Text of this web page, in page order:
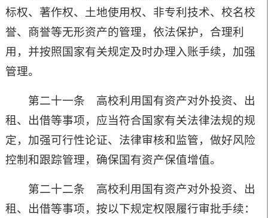
标权、著作权、土地使用权、非专利技术、校名校
誉、商誉等无形资产的管理，依法保护，合理利
用，并按照国家有关规定及时办理入账手续，加强
管理。
第二十一条 高校利用国有资产对外投资、出
租、出借等事项，应当符合国家有关法律法规的规
定，加强可行性论证、法律审核和监管，做好风险
控制和跟踪管理，确保国有资产保值增值。
第二十二条 高校利用国有资产对外投资、出
租、出借等事项，按以下规定权限履行审批手续：